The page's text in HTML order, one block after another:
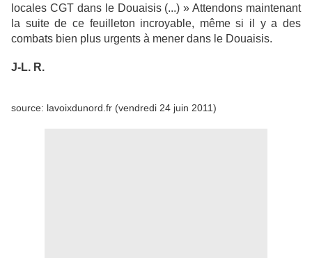
locales CGT dans le Douaisis (...) » Attendons maintenant
la suite de ce feuilleton incroyable, même si il y a des
combats bien plus urgents à mener dans le Douaisis.
J-L. R.
source: lavoixdunord.fr (vendredi 24 juin 2011)